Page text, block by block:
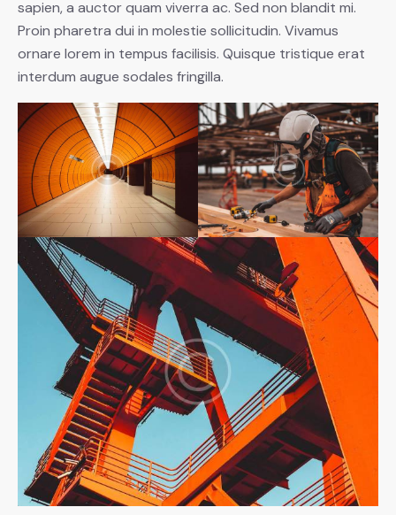
sapien, a auctor quam viverra ac. Sed non blandit mi.
Proin pharetra dui in molestie sollicitudin. Vivamus
ornare lorem in tempus facilisis. Quisque tristique erat
interdum augue sodales fringilla.